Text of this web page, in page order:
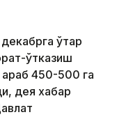
ўтар
ўтказиш
450-500 га
дея хабар